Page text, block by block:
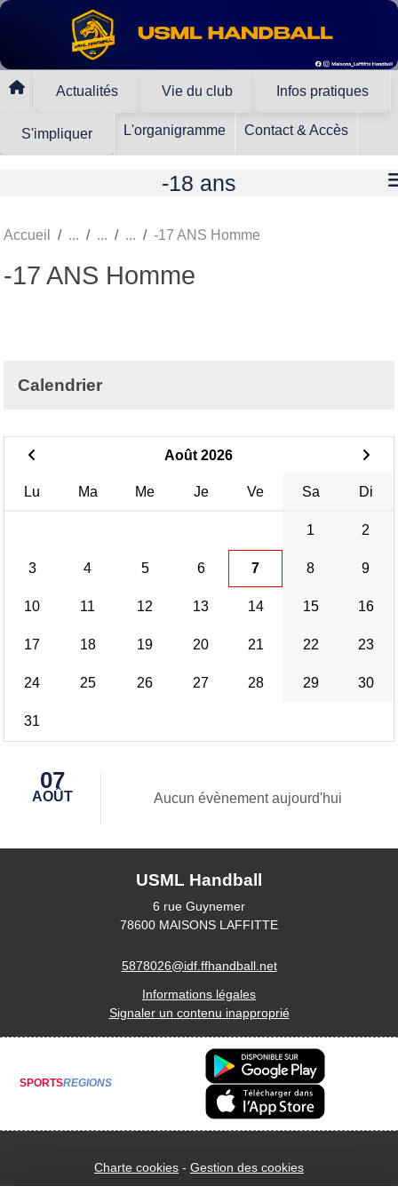
Actualités Vie du club Infos pratiques
S'impliquer L'organigramme Contact & Accès
-18 ans
Accueil -17 ANS Homme
-17 ANS Homme
Calendrier
Août 2026
Lu Ma Me Je Ve Sa Di
1 2
3 4 5 6 7 8 9
10 11 12 13 14 15 16
17 18 19 20 21 22 23
24 25 26 27 28 29 30
31
07
AOÛT Aucun évènement aujourd'hui
USML Handball
6 rue Guynemer
78600 MAISONS LAFFITTE
5878026@idf.ffhandball.net
Informations légales
Signaler un contenu inapproprié
SPORTSREGIONS
Charte cookies Gestion des cookies
Panneau de gestion des cookies